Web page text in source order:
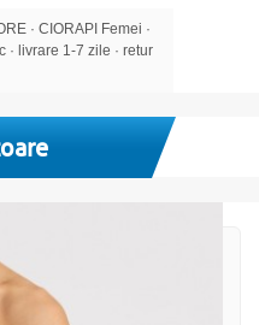
· CIORAPI Femei ·
· livrare 1-7 zile · retur